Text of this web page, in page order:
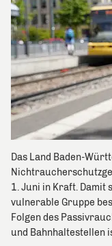
Das Land Baden-
1. Juni in Kraft. Damit
vulnerable Gruppe
Folgen des
und Bahnhaltestellen